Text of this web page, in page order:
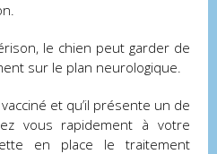
le chien peut garder de
sur le plan neurologique.
et qu’il présente un de
vous rapidement à votre
en place le traitement